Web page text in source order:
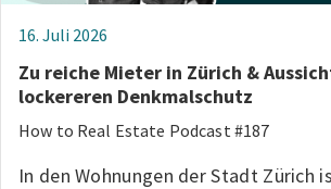
16. Juli 2026
Zu reiche Mieter in Zürich &
lockereren Denkmalschutz
How to Real Estate Podcast #187
In den Wohnungen der Stadt Zürich